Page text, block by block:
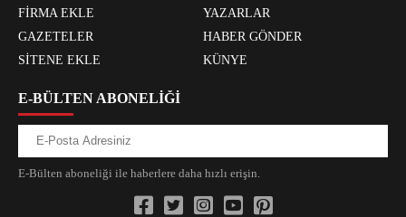
FİRMA EKLE
YAZARLAR
GAZETELER
HABER GÖNDER
SİTENE EKLE
KÜNYE
E-BÜLTEN ABONELİĞİ
E-Bülten aboneliği ile haberlere daha hızlı erişin.